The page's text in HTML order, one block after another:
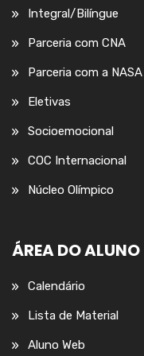
Integral/Bilíngue
Parceria com CNA
Parceria com a NASA
Eletivas
Socioemocional
COC Internacional
Núcleo Olímpico
ÁREA DO ALUNO
Calendário
Lista de Material
Aluno Web